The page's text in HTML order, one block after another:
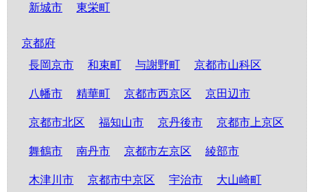
新城市 東栄町
京都府
長岡京市
和束町 与謝野町 京都市山科区
八幡市 精華町 京都市西京区 京田辺市
京都市北区 福知山市 京丹後市 京都市上京区
舞鶴市 南丹市 京都市左京区 綾部市
木津川市 京都市中京区 宇治市 大山崎町